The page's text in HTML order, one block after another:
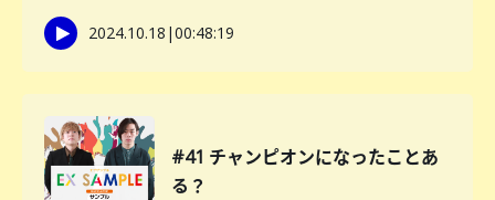
2024.10.18 |00:48:19
#41 チャンピオンになったことあ
る？